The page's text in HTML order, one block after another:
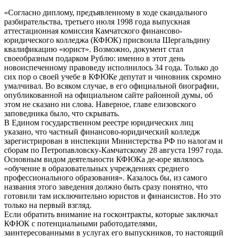
«Согласно диплому, предъявленному в ходе скандального
разбирательства, третьего июля 1998 года выпускная
аттестационная комиссия Камчатского финансово-
юридического колледжа (КФЮК) присвоила Шергальдину
квалификацию «юрист». Возможно, документ стал
своеобразным подарком Рублю: именно в этот день
новоиспеченному правоведу исполнилось 34 года. Только до
сих пор о своей учебе в КФЮКе депутат и чиновник скромно
умалчивал. Во всяком случае, в его официальной биографии,
опубликованной на официальном сайте районной думы, об
этом не сказано ни слова. Наверное, главе елизовского
заповедника было, что скрывать.
В Едином государственном реестре юридических лиц
указано, что частный финансово-юридический колледж
зарегистрирован в инспекции Министерства РФ по налогам и
сборам по Петропавловску-Камчатскому 28 августа 1997 года.
Основным видом деятельности КФЮКа де-юре являлось
«обучение в образовательных учреждениях среднего
профессионального образования». Казалось бы, из самого
названия этого заведения должно быть сразу понятно, что
готовили там исключительно юристов и финансистов. Но это
только на первый взгляд.
Если обратить внимание на госконтракты, которые заключал
КФЮК с потенциальными работодателями,
заинтересованными в услугах его выпускников, то настоящий